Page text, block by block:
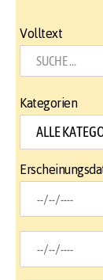
Volltext
Kategorien